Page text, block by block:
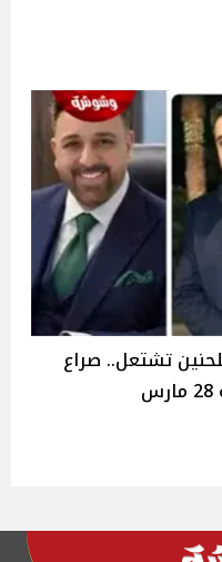
تشتعل.. صراع